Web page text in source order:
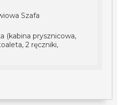
Szafa
(kabina prysznicowa,
2 ręczniki,